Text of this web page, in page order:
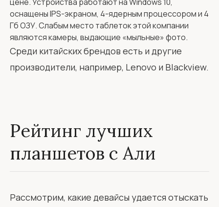
оснащены IPS-экраном, 4-ядерным процессором и 4
Гб ОЗУ. Слабым место таблеток этой компании
являются камеры, выдающие «мыльные» фото.
Среди китайских брендов есть и другие
производители, например, Lenovo и Blackview.
Рейтинг лучших
планшетов с Али
Рассмотрим, какие девайсы удается отыскать